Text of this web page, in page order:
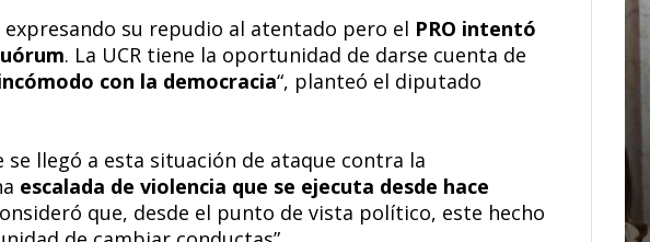
expresando su repudio al atentado pero el PRO intentó
. La UCR tiene la oportunidad de darse cuenta de
con la democracia“, planteó el diputado
se llegó a esta situación de ataque contra la
escalada de violencia que se ejecuta desde hace
que, desde el punto de vista político, este hecho